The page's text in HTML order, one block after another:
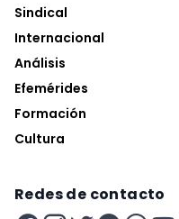
Sindical
Internacional
Análisis
Efemérides
Formación
Cultura
Redes de contacto